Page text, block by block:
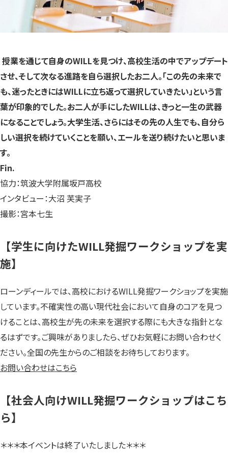
授業を通じて自身のWILLを見つけ、高校生活の中でアップデート
させ、そして次なる進路を自ら選択したお二人。「この先の未来で
も、迷ったときにはWILLに立ち返って選択していきたい」という言
葉が印象的でした。お二人が手にしたWILLは、きっと一生の武器
になることでしょう。大学生活、さらにはその先の人生でも、自分ら
しい選択を続けていくことを願い、エールを送り続けたいと思いま
す。
Fin.
協力：筑波大学附属坂戸高校
インタビュー：大沼 芙実子
撮影：宮本七生
【学生に向けたWILL発掘ワークショップを実
施】
ローンディールでは、高校におけるWILL発掘ワークショップを実施
しています。不確実性の高い現代社会において自身のコアを見つ
けることは、高校生が先の未来を選択する際にも大きな指針とな
るはずです。ご興味がありましたら、ぜひお気軽にお問い合わせく
ださい。全国の先生からのご相談をお待ちしております。
お問い合わせはこちら
【社会人向けWILL発掘ワークショップはこち
ら】
＊＊＊本イベントは終了いたしました＊＊＊